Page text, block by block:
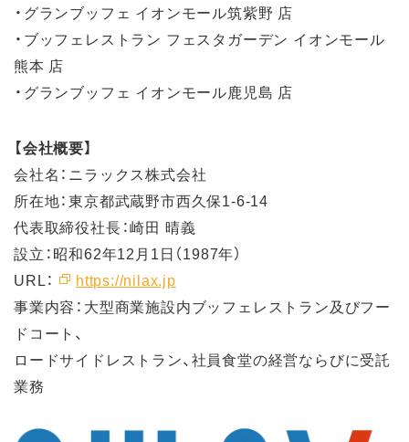
・グランブッフェ イオンモール筑紫野 店
・ブッフェレストラン フェスタガーデン イオンモール
熊本 店
・グランブッフェ イオンモール鹿児島 店
【会社概要】
会社名：ニラックス株式会社
所在地：東京都武蔵野市西久保1-6-14
代表取締役社長：崎田 晴義
設立：昭和62年12月1日（1987年）
URL：
https://nilax.jp
事業内容：大型商業施設内ブッフェレストラン及びフー
ドコート、
ロードサイドレストラン、社員食堂の経営ならびに受託
業務